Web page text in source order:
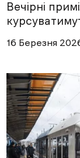
Вечірні
16 Березня